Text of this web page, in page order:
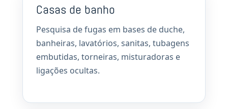
Casas de banho
Pesquisa de fugas em bases de duche,
banheiras, lavatórios, sanitas, tubagens
embutidas, torneiras, misturadoras e
ligações ocultas.